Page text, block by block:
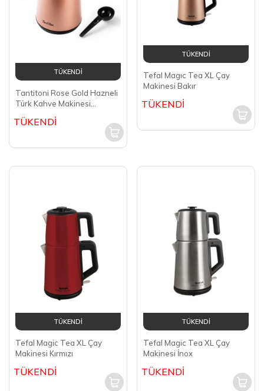
TÜKENDİ
Tantitoni Rose Gold Hazneli
Türk Kahve Makinesi
TÜKENDİ
TÜKENDİ
Tefal Magıc Tea XL Çay
Makinesi Bakır
TÜKENDİ
TÜKENDİ
Tefal Magic Tea XL Çay
Makinesi Kırmızı
TÜKENDİ
TÜKENDİ
Tefal Magic Tea XL Çay
Makinesi İnox
TÜKENDİ